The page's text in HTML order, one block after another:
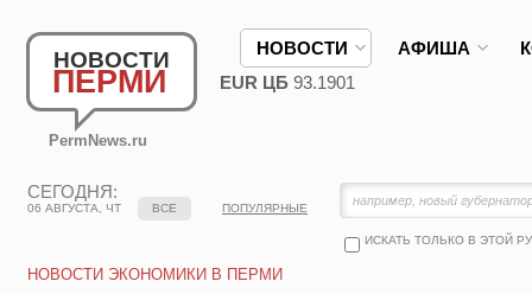
НОВОСТИ
ПЕРМИ
PermNews.ru
НОВОСТИ АФИША
EUR ЦБ 93.1901
СЕГОДНЯ:
06 АВГУСТА, ЧТ
ИСКАТЬ ТОЛЬКО В ЭТОЙ
ВСЕ ПОПУЛЯРНЫЕ
НОВОСТИ ЭКОНОМИКИ В ПЕРМИ